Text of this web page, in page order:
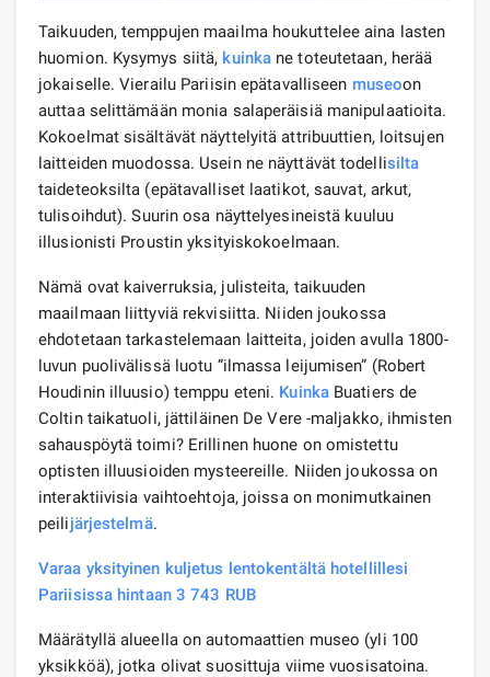
Taikuuden, temppujen maailma houkuttelee aina lasten
huomion. Kysymys siitä, kuinka ne toteutetaan, herää
jokaiselle. Vierailu Pariisin epätavalliseen museoon
auttaa selittämään monia salaperäisiä manipulaatioita.
Kokoelmat sisältävät näyttelyitä attribuuttien, loitsujen
laitteiden muodossa. Usein ne näyttävät todellisilta
taideteoksilta (epätavalliset laatikot, sauvat, arkut,
tulisoihdut). Suurin osa näyttelyesineistä kuuluu
illusionisti Proustin yksityiskokoelmaan.
Nämä ovat kaiverruksia, julisteita, taikuuden
maailmaan liittyviä rekvisiitta. Niiden joukossa
ehdotetaan tarkastelemaan laitteita, joiden avulla 1800-
luvun puolivälissä luotu ”ilmassa leijumisen” (Robert
Houdinin illuusio) temppu eteni. KuinkaBuatiers de
Coltin taikatuoli, jättiläinen De Vere -maljakko, ihmisten
sahauspöytä toimi? Erillinen huone on omistettu
optisten illuusioiden mysteereille. Niiden joukossa on
interaktiivisia vaihtoehtoja, joissa on monimutkainen
peilijärjestelmä.
Varaa yksityinen kuljetus lentokentältä hotellillesi
Pariisissa hintaan 3 743 RUB
Määrätyllä alueella on automaattien museo (yli 100
yksikköä), jotka olivat suosittuja viime vuosisatoina.